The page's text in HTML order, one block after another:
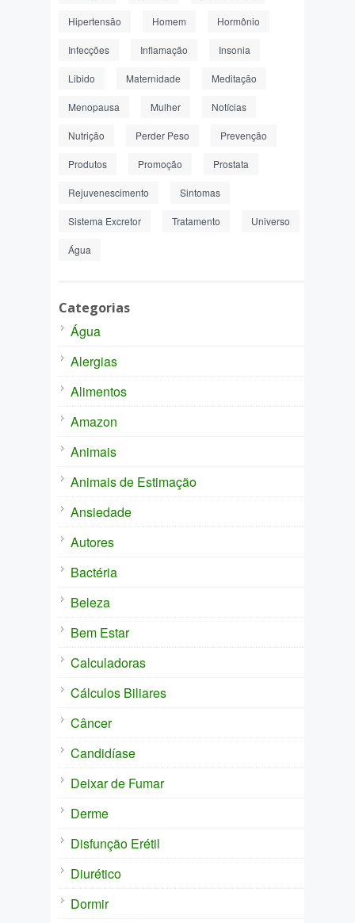
Hipertensão Homem Hormônio
Infecções Inflamação Insonia
Libido Maternidade Meditação
Menopausa Mulher Notícias
Nutrição Perder Peso Prevenção
Produtos Promoção Prostata
Rejuvenescimento Sintomas
Sistema Excretor Tratamento Universo
Água
Categorias
Água
Alergias
Alimentos
Amazon
Animais
Animais de Estimação
Ansiedade
Autores
Bactéria
Beleza
Bem Estar
Calculadoras
Cálculos Biliares
Câncer
Candidíase
Deixar de Fumar
Derme
Disfunção Erétil
Diurético
Dormir